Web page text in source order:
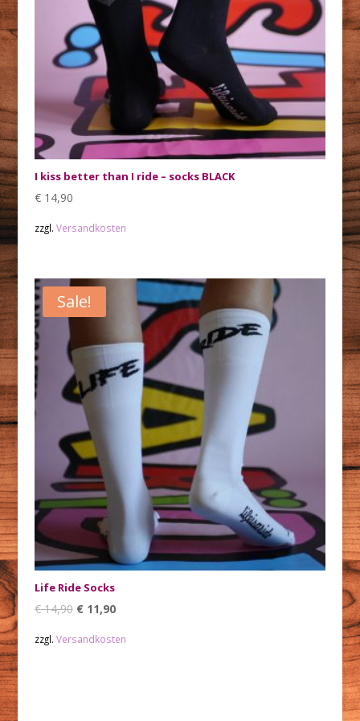
I kiss better than I ride – socks BLACK
€14,90
zzgl. Versandkosten
Sale!
Life Ride Socks
€14,90 €11,90
zzgl. Versandkosten